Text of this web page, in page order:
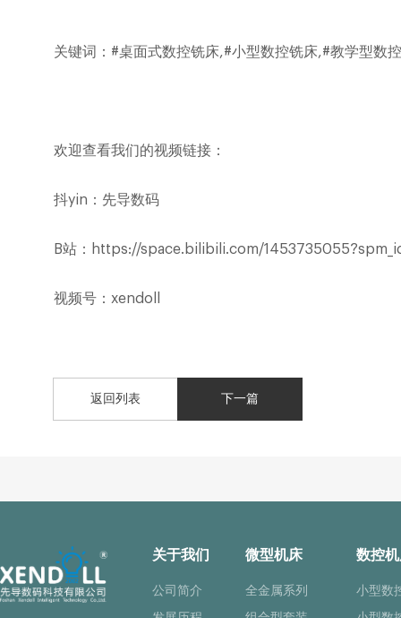
关键词： #桌面式数控铣床,#小型数控铣床,#教学型数
欢迎查看我们的视频链接：
抖yin ：先导数码
B站： https://space.bilibili.com/
视频号： xendoll
返回列表 下一篇
关于我们
公司简介
微型机床
全金属系列
数控
小型数